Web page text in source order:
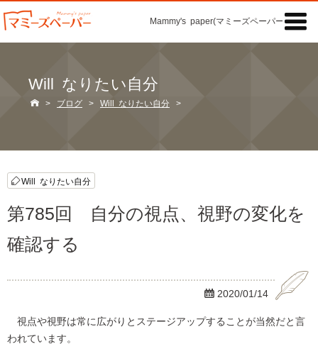
Mammy's paper(マミーズペーパー)の「記事

Will なりたい自分
 > ブログ > Will なりたい自分 >
Will なりたい自分
第785回 自分の視点、視野の変化を
確認する
 2020/01/14
視点や視野は常に広がりとステージアップすることが当然だと言
われています。